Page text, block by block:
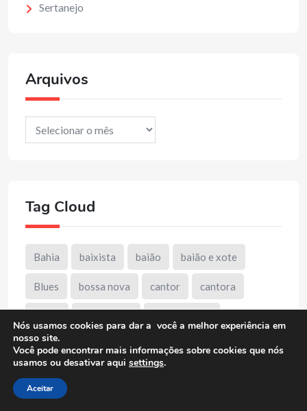
Sertanejo
Arquivos
Arquivos
Tag Cloud
Bahia baixista baião baião e xote
Blues bossa nova cantor cantora
Cordelista destaque DUB entrevista
Nós usamos cookies para dar a você a melhor experiência em
nosso site.
Você pode encontrar mais informações sobre cookies que nós
usamos ou desativar aqui settings.
Aceitar